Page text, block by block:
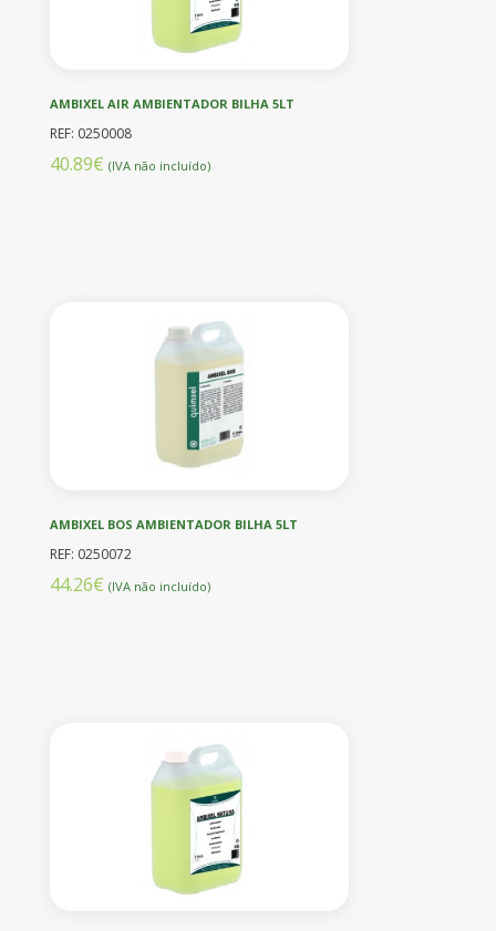
AMBIXEL AIR AMBIENTADOR BILHA 5LT
REF: 0250008
40.89€ (IVA não incluído)
AMBIXEL BOS AMBIENTADOR BILHA 5LT
REF: 0250072
44.26€ (IVA não incluído)